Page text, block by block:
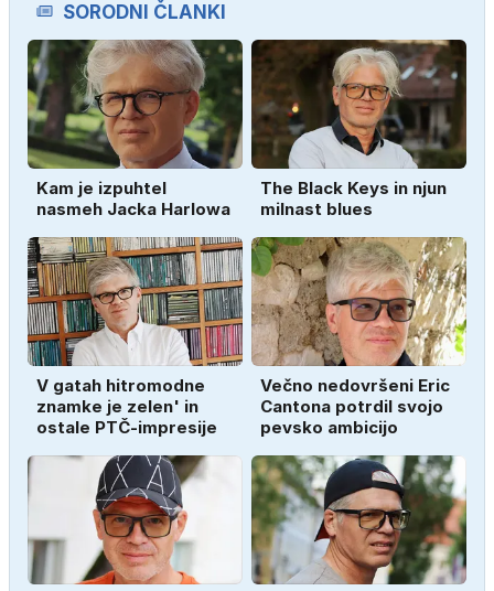
SORODNI ČLANKI
Kam je izpuhtel
nasmeh Jacka Harlowa
The Black Keys in njun
milnast blues
V gatah hitromodne
znamke je zelen' in
ostale PTČ-impresije
Večno nedovršeni Eric
Cantona potrdil svojo
pevsko ambicijo